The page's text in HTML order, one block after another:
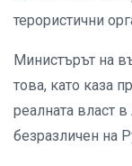
терористични
Министърът на
това, като каза
реалната власт
безразличен на